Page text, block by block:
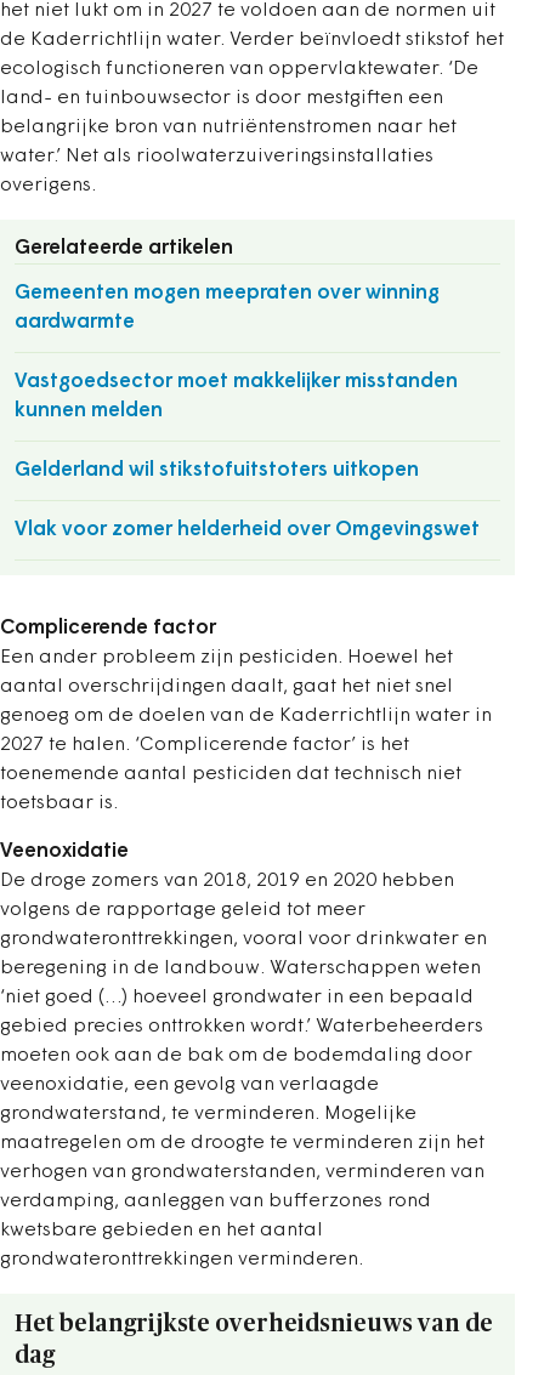
het niet lukt om in 2027 te voldoen aan de normen uit
de Kaderrichtlijn water. Verder beïnvloedt stikstof het
ecologisch functioneren van oppervlaktewater. ‘De
land- en tuinbouwsector is door mestgiften een
belangrijke bron van nutriëntenstromen naar het
water.’ Net als rioolwaterzuiveringsinstallaties
overigens.
Gerelateerde artikelen
Gemeenten mogen meepraten over winning
aardwarmte
Vastgoedsector moet makkelijker misstanden
kunnen melden
Gelderland wil stikstofuitstoters uitkopen
Vlak voor zomer helderheid over Omgevingswet
Complicerende factor
Een ander probleem zijn pesticiden. Hoewel het
aantal overschrijdingen daalt, gaat het niet snel
genoeg om de doelen van de Kaderrichtlijn water in
2027 te halen. ‘Complicerende factor’ is het
toenemende aantal pesticiden dat technisch niet
toetsbaar is.
Veenoxidatie
De droge zomers van 2018, 2019 en 2020 hebben
volgens de rapportage geleid tot meer
grondwateronttrekkingen, vooral voor drinkwater en
beregening in de landbouw. Waterschappen weten
‘niet goed (…) hoeveel grondwater in een bepaald
gebied precies onttrokken wordt.’ Waterbeheerders
moeten ook aan de bak om de bodemdaling door
veenoxidatie, een gevolg van verlaagde
grondwaterstand, te verminderen. Mogelijke
maatregelen om de droogte te verminderen zijn het
verhogen van grondwaterstanden, verminderen van
verdamping, aanleggen van bufferzones rond
kwetsbare gebieden en het aantal
grondwateronttrekkingen verminderen.
Het belangrijkste overheidsnieuws van de
dag